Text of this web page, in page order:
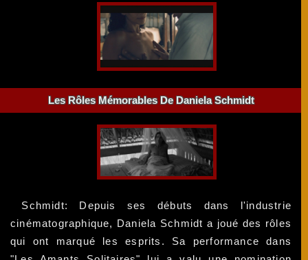
Les Rôles Mémorables De Daniela Schmidt
Schmidt: Depuis ses débuts dans l'industrie
cinématographique, Daniela Schmidt a joué des rôles
qui ont marqué les esprits. Sa performance dans